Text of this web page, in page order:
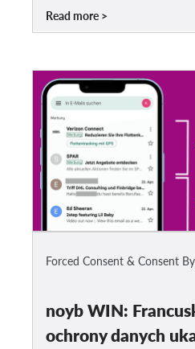
Read more
Forced Consent & Consent
noyb WIN:
ochrony danych